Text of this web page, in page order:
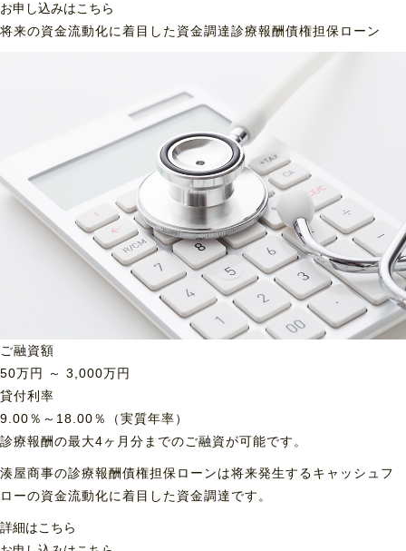
お申し込みはこちら
将来の資金流動化に着目した資金調達診療報酬債権担保ローン
ご融資額
50万円 ～ 3,000万円
貸付利率
9.00％～18.00％（実質年率）
診療報酬の最大4ヶ月分までのご融資が可能です。
湊屋商事の診療報酬債権担保ローンは将来発生するキャッシュフ
ローの資金流動化に着目した資金調達です。
詳細はこちら